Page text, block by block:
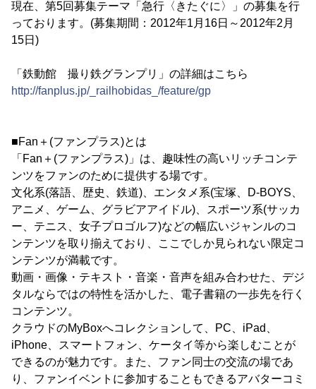
現在、第5回募集テーマ「急行〈きたぐに〉」の募集を行
っております。(募集期間：2012年1月16日～2012年2月
15日)
「鉄動館 撮り鉄グランプリ」の詳細はこちら
http://fanplus.jp/_railhobidas_/feature/gp
■Fan＋(ファンプラス)とは
「Fan＋(ファンプラス)」は、趣味性の高いリッチコンテ
ンツをファンのために提供する場です。
文化系(落語、歴史、鉄道)、エンタメ系(宝塚、D-BOYS、
アニメ、ゲーム、グラビアアイドル)、スポーツ系(サッカ
ー、テニス、女子プロゴルフ)などの幅広いジャンルのコ
ンテンツを取り揃えており、ここでしか見られない限定コ
ンテンツが満載です。
動画・画像・テキスト・音楽・音声を組み合わせた、デジ
タルならではの特性を活かした、電子書籍の一歩先を行く
コンテンツ。
クラウドのMyBoxへコレクションして、PC、iPad、
iPhone、スマートフォン、ケータイ等から楽しむことが
できるのが魅力です。また、ファン同士の交流の場であ
り、ファンイベントに参加することもできるアバターコミ